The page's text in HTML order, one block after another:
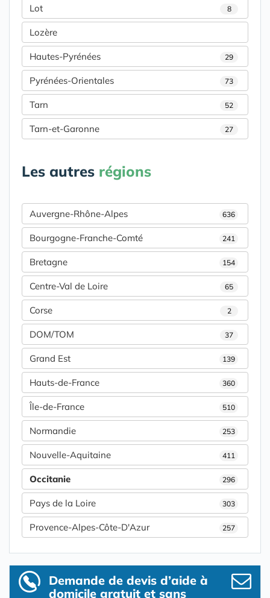
Lot 8
Lozère
Hautes-Pyrénées 29
Pyrénées-Orientales 73
Tarn 52
Tarn-et-Garonne 27
Les autres régions
Auvergne-Rhône-Alpes 636
Bourgogne-Franche-Comté 241
Bretagne 154
Centre-Val de Loire 65
Corse 2
DOM/TOM 37
Grand Est 139
Hauts-de-France 360
Île-de-France 510
Normandie 253
Nouvelle-Aquitaine 411
Occitanie 296
Pays de la Loire 303
Provence-Alpes-Côte-D'Azur 257
Demande de devis d’aide à
domicile gratuit et sans